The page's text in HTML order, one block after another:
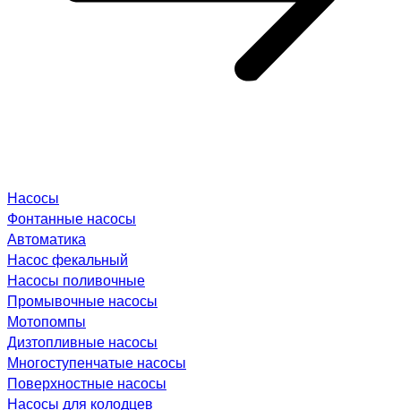
Насосы
Фонтанные насосы
Автоматика
Насос фекальный
Насосы поливочные
Промывочные насосы
Мотопомпы
Дизтопливные насосы
Многоступенчатые насосы
Поверхностные насосы
Насосы для колодцев